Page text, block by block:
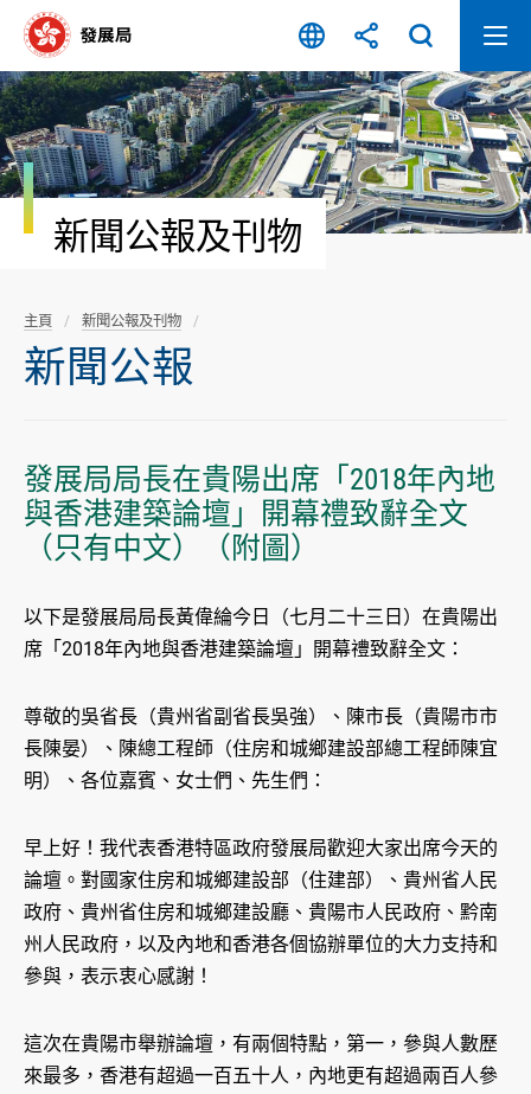
容
開
始
新聞公報及刊物
主頁 新聞公報及刊物
新聞公報
發展局局長在貴陽出席「2018年內地
與香港建築論壇」開幕禮致辭全文
（只有中文）（附圖）
以下是發展局局長黃偉綸今日（七月二十三日）在貴陽出
席「2018年內地與香港建築論壇」開幕禮致辭全文：
尊敬的吳省長（貴州省副省長吳強）、陳市長（貴陽市市
長陳晏）、陳總工程師（住房和城鄉建設部總工程師陳宜
明）、各位嘉賓、女士們、先生們：
早上好！我代表香港特區政府發展局歡迎大家出席今天的
論壇。對國家住房和城鄉建設部（住建部）、貴州省人民
政府、貴州省住房和城鄉建設廳、貴陽市人民政府、黔南
州人民政府，以及內地和香港各個協辦單位的大力支持和
參與，表示衷心感謝！
這次在貴陽市舉辦論壇，有兩個特點，第一，參與人數歷
來最多，香港有超過一百五十人，內地更有超過兩百人參